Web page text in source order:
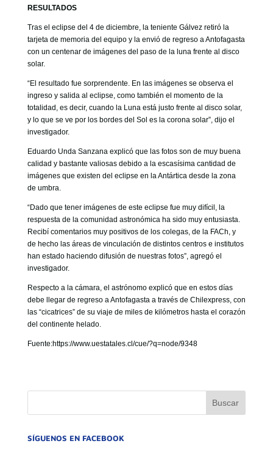
RESULTADOS
Tras el eclipse del 4 de diciembre, la teniente Gálvez retiró la
tarjeta de memoria del equipo y la envió de regreso a Antofagasta
con un centenar de imágenes del paso de la luna frente al disco
solar.
“El resultado fue sorprendente. En las imágenes se observa el
ingreso y salida al eclipse, como también el momento de la
totalidad, es decir, cuando la Luna está justo frente al disco solar,
y lo que se ve por los bordes del Sol es la corona solar”, dijo el
investigador.
Eduardo Unda Sanzana explicó que las fotos son de muy buena
calidad y bastante valiosas debido a la escasísima cantidad de
imágenes que existen del eclipse en la Antártica desde la zona
de umbra.
“Dado que tener imágenes de este eclipse fue muy difícil, la
respuesta de la comunidad astronómica ha sido muy entusiasta.
Recibí comentarios muy positivos de los colegas, de la FACh, y
de hecho las áreas de vinculación de distintos centros e institutos
han estado haciendo difusión de nuestras fotos”, agregó el
investigador.
Respecto a la cámara, el astrónomo explicó que en estos días
debe llegar de regreso a Antofagasta a través de Chilexpress, con
las “cicatrices” de su viaje de miles de kilómetros hasta el corazón
del continente helado.
Fuente:https://www.uestatales.cl/cue/?q=node/9348
SÍGUENOS EN FACEBOOK